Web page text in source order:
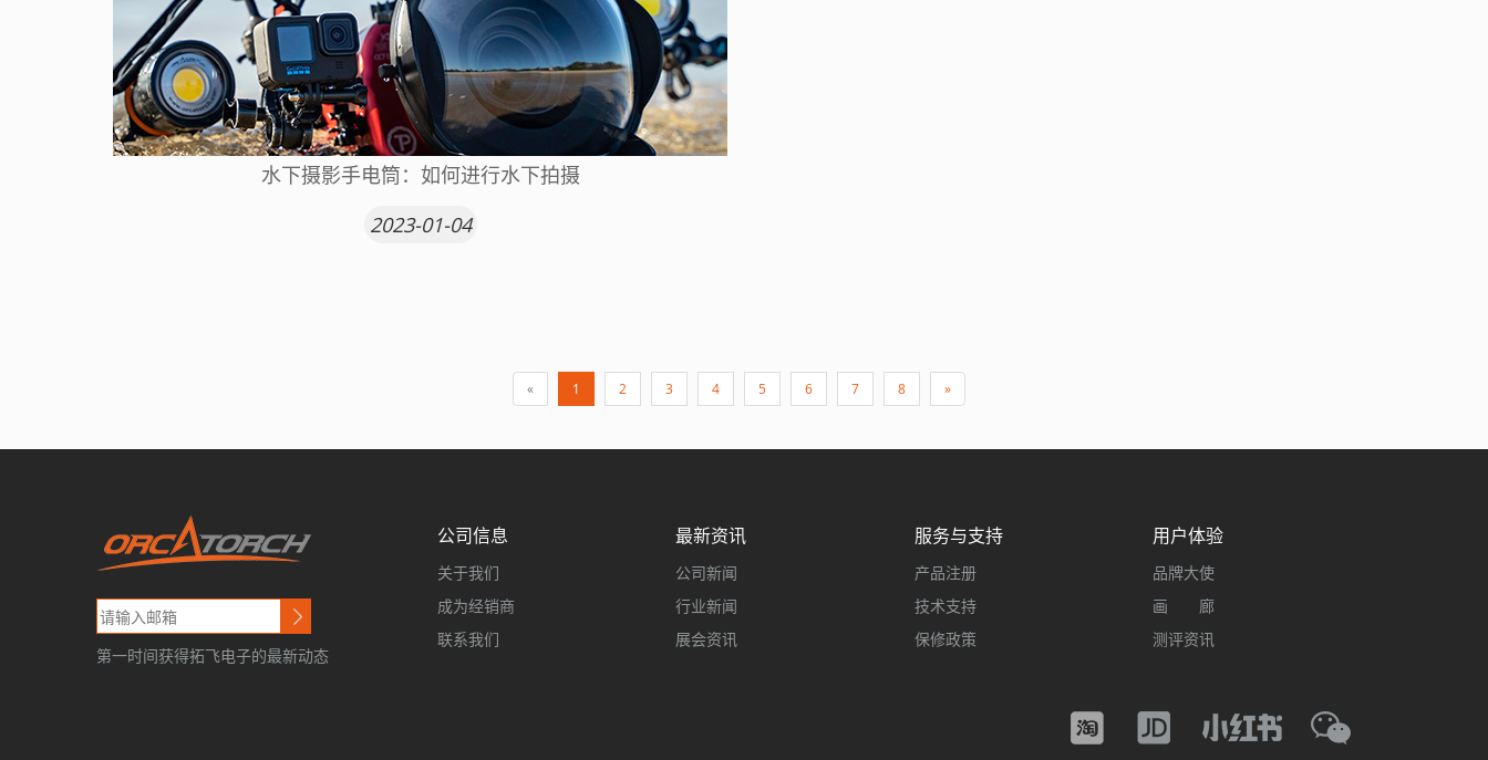
水下摄影手电筒：如何进行水下拍摄
2023-01-04
« 1 2 3 4 5 6 7 8 »
第一时间获得拓飞电子的最新动态
公司信息
关于我们
成为经销商
联系我们
最新资讯
公司新闻
行业新闻
展会资讯
服务与支持
产品注册
技术支持
保修政策
用户体验
品牌大使
画 廊
测评资讯